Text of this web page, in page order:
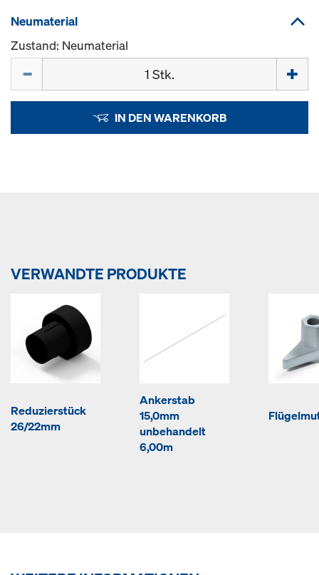
Neumaterial
Zustand: Neumaterial
IN DEN WARENKORB
VERWANDTE PRODUKTE
Reduzierstück
26/22mm
Ankerstab
15,0mm
unbehandelt
6,00m